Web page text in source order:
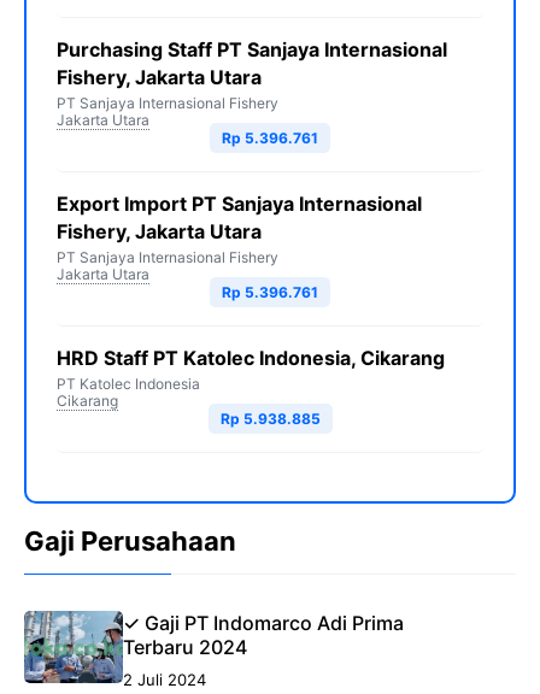
Purchasing Staff PT Sanjaya Internasional
Fishery, Jakarta Utara
PT Sanjaya Internasional Fishery
Jakarta Utara
Rp 5.396.761
Export Import PT Sanjaya Internasional
Fishery, Jakarta Utara
PT Sanjaya Internasional Fishery
Jakarta Utara
Rp 5.396.761
HRD Staff PT Katolec Indonesia, Cikarang
PT Katolec Indonesia
Cikarang
Rp 5.938.885
Gaji Perusahaan
✓ Gaji PT Indomarco Adi Prima
Terbaru 2024
2 Juli 2024